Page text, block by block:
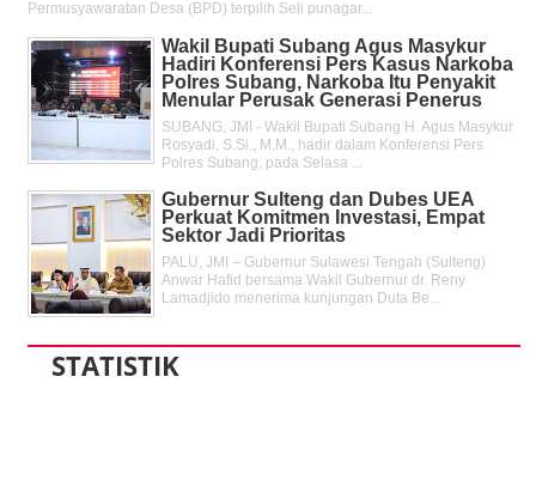
Permusyawaratan Desa (BPD) terpilih Seli punagar...
Wakil Bupati Subang Agus Masykur
Hadiri Konferensi Pers Kasus Narkoba
Polres Subang, Narkoba Itu Penyakit
Menular Perusak Generasi Penerus
SUBANG, JMI - Wakil Bupati Subang H. Agus Masykur
Rosyadi, S.Si., M.M., hadir dalam Konferensi Pers
Polres Subang, pada Selasa ...
Gubernur Sulteng dan Dubes UEA
Perkuat Komitmen Investasi, Empat
Sektor Jadi Prioritas
PALU, JMI – Gubernur Sulawesi Tengah (Sulteng)
Anwar Hafid bersama Wakil Gubernur dr. Reny
Lamadjido menerima kunjungan Duta Be...
STATISTIK